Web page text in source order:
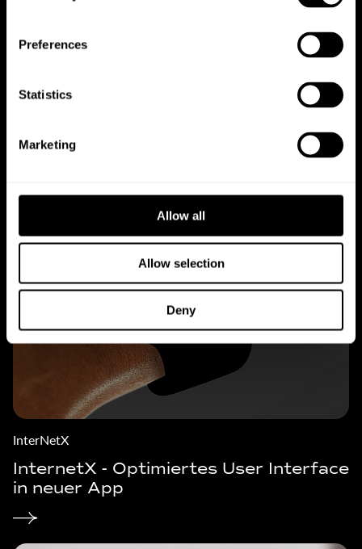
Preferences
Statistics
Marketing
Allow all
Allow selection
Deny
Audi Gebrauchtwagenzentrum -
InterNetX
InternetX - Optimiertes User Interface
in neuer App